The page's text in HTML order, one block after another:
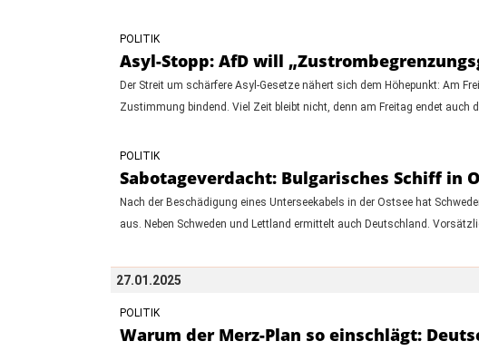
POLITIK
Asyl-Stopp: AfD will
Der Streit um schärfere Asyl-Gesetze nähert sich dem Höhepunkt: Am
Zustimmung bindend. Viel Zeit bleibt nicht, denn am Freitag endet
POLITIK
Sabotageverdacht: Bulgarisches Schiff in
Nach der Beschädigung eines Unterseekabels in der Ostsee hat
aus. Neben Schweden und Lettland ermittelt auch Deutschland.
27.01.2025
POLITIK
Warum der Merz-Plan so einschlägt: